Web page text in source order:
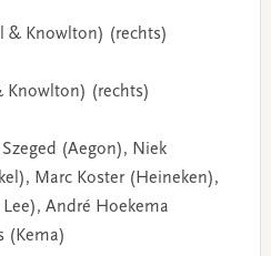
Knowlton) (rechts)